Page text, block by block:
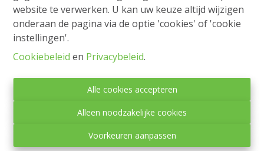
website te verwerken. U kan uw keuze altijd wijzigen
onderaan de pagina via de optie 'cookies' of 'cookie
instellingen'.
Cookiebeleid en Privacybeleid.
Alle cookies accepteren
Alleen noodzakelijke cookies
Voorkeuren aanpassen
Toezichthoudende autoriteit:
Luxemburgstraat 16 B te 1000 Brussel.
Onderworpen aan dedeontologische code van het
Privacy statement- Disclaimer